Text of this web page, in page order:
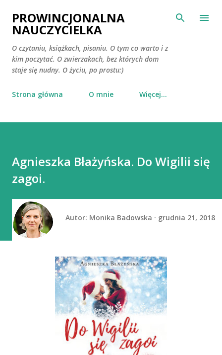
Przejdź do głównej zawartości
PROWINCJONALNA
NAUCZYCIELKA
O czytaniu, książkach, pisaniu. O tym co warto i z
kim poczytać. O zwierzakach, bez których dom
staje się nudny. O życiu, po prostu:)
Strona główna O mnie Więcej…
Agnieszka Błażyńska. Do Wigilii się
zagoi.
Autor: Monika Badowska grudnia 21, 2018